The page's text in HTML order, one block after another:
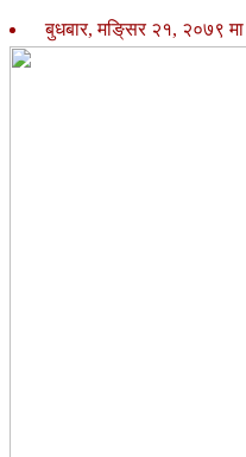
बुधबार, मङि्सर २१, २०७९